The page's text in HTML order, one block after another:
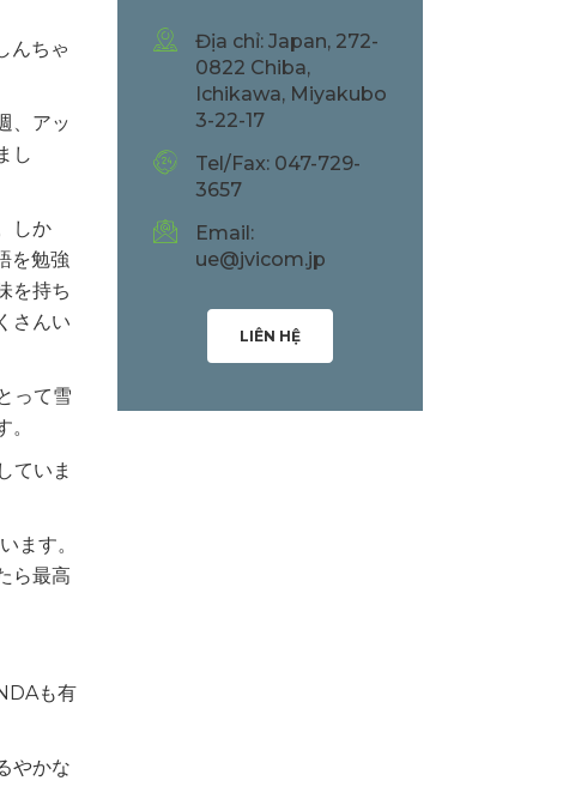
んちゃ
、アッ
し
しか
を勉強
を持ち
さんい
って雪
ていま
ます。
ら最高
も有
やかな
Địa chỉ: Japan, 272-
0822 Chiba,
Ichikawa, Miyakubo
3-22-17
Tel/Fax: 047-729-
3657
Email:
ue@jvicom.jp
LIÊN HỆ